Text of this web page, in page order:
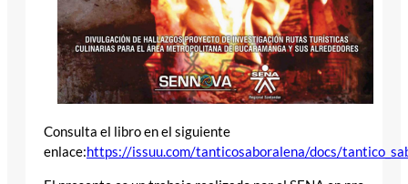
Consulta el libro en el siguiente
enlace:https://issuu.com/tanticosaboralena/docs/